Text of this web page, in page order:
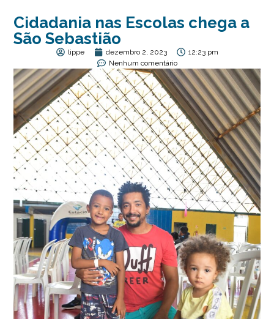
Cidadania nas Escolas chega a
São Sebastião
lippe dezembro 2, 2023
12:23 pm
Nenhum comentário